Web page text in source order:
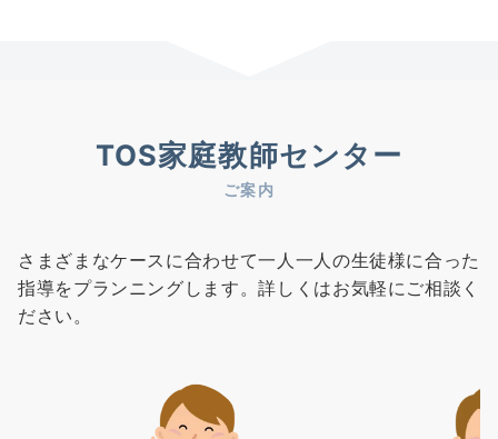
TOS家庭教師センター
ご案内
さまざまなケースに合わせて一人一人の生徒様に合った
指導をプランニングします。詳しくはお気軽にご相談く
ださい。